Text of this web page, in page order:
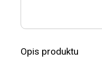
Opis produktu